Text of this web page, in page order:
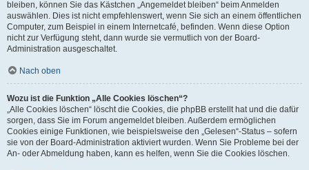
bleiben, können Sie das Kästchen „Angemeldet bleiben“ beim Anmelden
auswählen. Dies ist nicht empfehlenswert, wenn Sie sich an einem öffentlichen
Computer, zum Beispiel in einem Internetcafé, befinden. Wenn diese Option
nicht zur Verfügung steht, dann wurde sie vermutlich von der Board-
Administration ausgeschaltet.
Nach oben
Wozu ist die Funktion „Alle Cookies löschen“?
„Alle Cookies löschen“ löscht die Cookies, die phpBB erstellt hat und die dafür
sorgen, dass Sie im Forum angemeldet bleiben. Außerdem ermöglichen
Cookies einige Funktionen, wie beispielsweise den „Gelesen“-Status – sofern
sie von der Board-Administration aktiviert wurden. Wenn Sie Probleme bei der
An- oder Abmeldung haben, kann es helfen, wenn Sie die Cookies löschen.